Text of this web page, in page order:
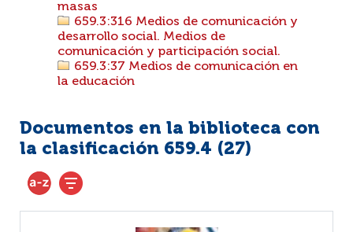
masas
659.3:316 Medios de comunicación y
desarrollo social. Medios de
comunicación y participación social.
659.3:37 Medios de comunicación en
la educación
Documentos en la biblioteca con
la clasificación 659.4 (27)